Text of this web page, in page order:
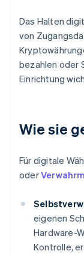
Das Halten
von
bezahlen oder
Einrichtung
Wie sie
Für digitale
oder
eigenen
Hardware-
Kontrolle,